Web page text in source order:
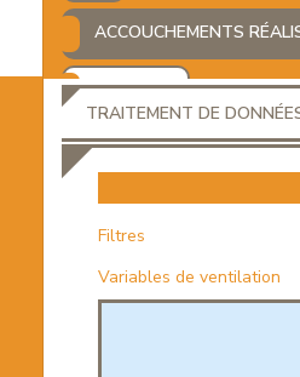
ACCOUCHEMENTS
AJOUTER
TRAITEMENT DE
Filtres
Variables de ventilation